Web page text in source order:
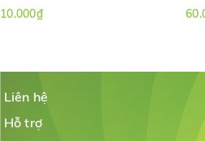
10.000₫
Liên hệ
Hỗ trợ